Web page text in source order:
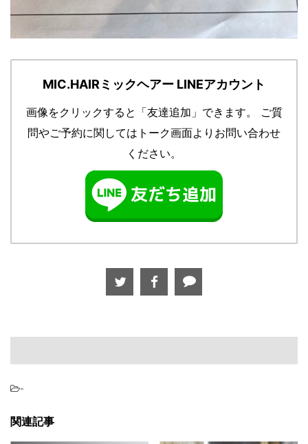
MIC.HAIRミックヘアー LINEアカウント
画像をクリックすると「友達追加」できます。
ご質
問やご予約に関してはトーク画面よりお問い合わせ
ください。
-
関連記事